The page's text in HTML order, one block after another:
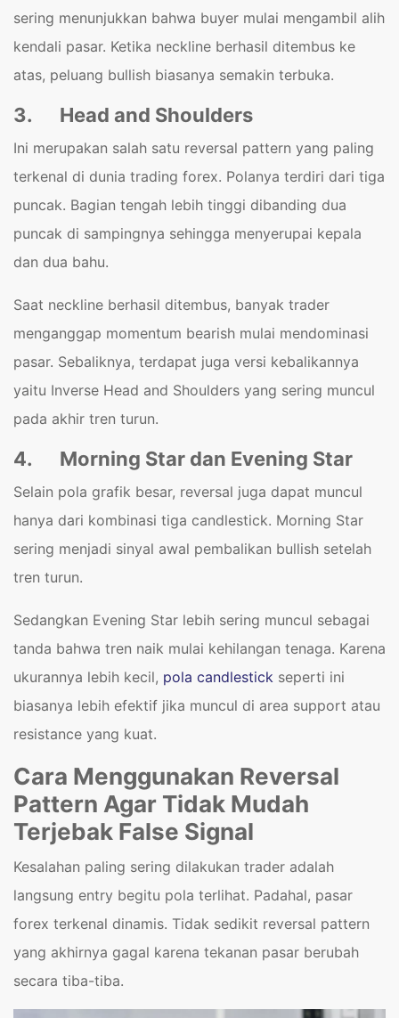
sering menunjukkan bahwa buyer mulai mengambil alih
kendali pasar. Ketika neckline berhasil ditembus ke
atas, peluang bullish biasanya semakin terbuka.
3. Head and Shoulders
Ini merupakan salah satu reversal pattern yang paling
terkenal di dunia trading forex. Polanya terdiri dari tiga
puncak. Bagian tengah lebih tinggi dibanding dua
puncak di sampingnya sehingga menyerupai kepala
dan dua bahu.
Saat neckline berhasil ditembus, banyak trader
menganggap momentum bearish mulai mendominasi
pasar. Sebaliknya, terdapat juga versi kebalikannya
yaitu Inverse Head and Shoulders yang sering muncul
pada akhir tren turun.
4. Morning Star dan Evening Star
Selain pola grafik besar, reversal juga dapat muncul
hanya dari kombinasi tiga candlestick. Morning Star
sering menjadi sinyal awal pembalikan bullish setelah
tren turun.
Sedangkan Evening Star lebih sering muncul sebagai
tanda bahwa tren naik mulai kehilangan tenaga. Karena
ukurannya lebih kecil, pola candlestick seperti ini
biasanya lebih efektif jika muncul di area support atau
resistance yang kuat.
Cara Menggunakan Reversal
Pattern Agar Tidak Mudah
Terjebak False Signal
Kesalahan paling sering dilakukan trader adalah
langsung entry begitu pola terlihat. Padahal, pasar
forex terkenal dinamis. Tidak sedikit reversal pattern
yang akhirnya gagal karena tekanan pasar berubah
secara tiba-tiba.